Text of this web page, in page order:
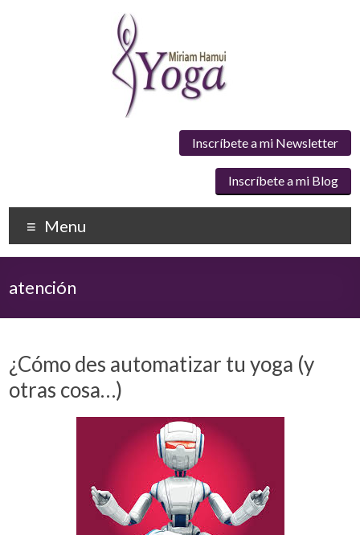
Inscríbete a mi Newsletter
Inscríbete a mi Blog
Menu
atención
¿Cómo des automatizar tu yoga (y
otras cosa…)